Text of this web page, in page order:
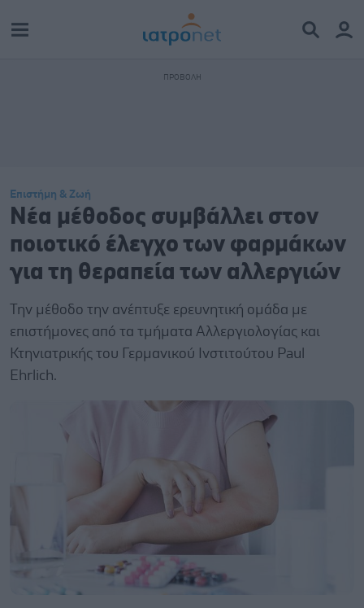
Επιστήμη & Ζωή
Nέα μέθοδος συμβάλλει στον
ποιοτικό έλεγχο των φαρμάκων
για τη θεραπεία των αλλεργιών
Την μέθοδο την ανέπτυξε ερευνητική ομάδα με
επιστήμονες από τα τμήματα Αλλεργιολογίας και
Κτηνιατρικής του Γερμανικού Ινστιτούτου Paul
Ehrlich.